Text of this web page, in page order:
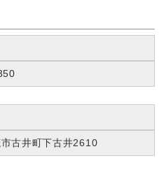
古井町下古井2610